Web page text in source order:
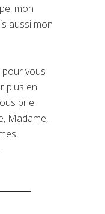
mon
aussi mon
pour vous
plus en
prie
Madame,